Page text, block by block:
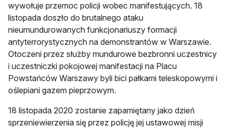
wywołuje przemoc policji wobec manifestujących. 18
listopada doszło do brutalnego ataku
nieumundurowanych funkcjonariuszy formacji
antyterrorystycznych na demonstrantów w Warszawie.
Otoczeni przez służby mundurowe bezbronni uczestnicy
i uczestniczki pokojowej manifestacji na Placu
Powstańców Warszawy byli bici pałkami teleskopowymi i
oślepiani gazem pieprzowym.
18 listopada 2020 zostanie zapamiętany jako dzień
sprzeniewierzenia się przez policję jej ustawowej misji